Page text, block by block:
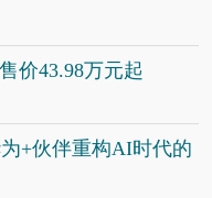
价43.98万元起
+伙伴重构AI时代的